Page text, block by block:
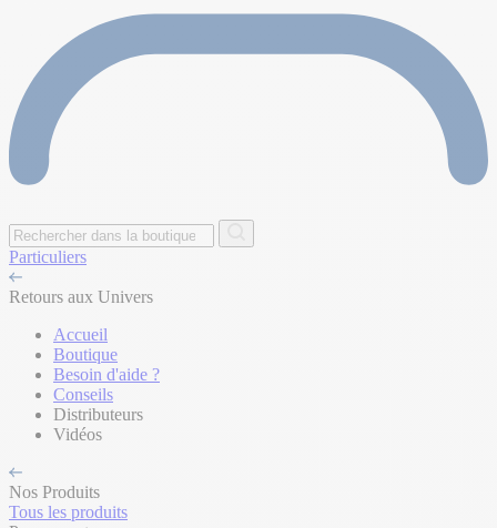
Particuliers
Retours aux Univers
Accueil
Boutique
Besoin d'aide ?
Conseils
Distributeurs
Vidéos
Nos Produits
Tous les produits